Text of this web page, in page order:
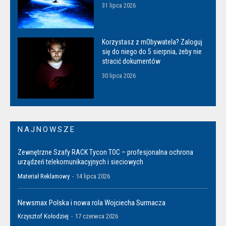
31 lipca 2026
Korzystasz z mObywatela? Zaloguj
się do niego do 5 sierpnia, żeby nie
stracić dokumentów
30 lipca 2026
NAJNOWSZE
Zewnętrzne Szafy RACK Tycon TOC – profesjonalna ochrona
urządzeń telekomunikacyjnych i sieciowych
Materiał Reklamowy - 14 lipca 2026
Newsmax Polska i nowa rola Wojciecha Surmacza
Krzysztof Kołodziej - 17 czerwca 2026